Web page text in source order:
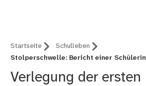
Startseite
Schulleben
Stolperschwelle: Bericht einer Schülerin
Verlegung der ersten